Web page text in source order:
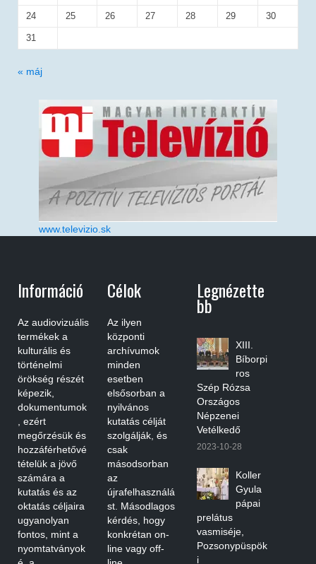
24 25 26 27 28 29 30
31
« máj
www.televizio.sk
Információ
Az audiovizuális
termékek a
kulturális és
történelmi
örökség részét
képezik,
dokumentumok
, ezért
megőrzésük és
hozzáférhetővé
tételük a jövő
számára a
kutatás és az
oktatás céljaira
ugyanolyan
fontos, mint a
nyomtatványok
Célok
Az ilyen
központi
archívumok
minden
esetben
elsősorban a
nyilvános
kutatás célját
szolgálják, és
csak
másodsorban
az
újrafelhasználá
st. Másodlagos
kérdés, hogy
konkrétan on-
line vagy off-
Legnézette
Bb
XIII.
Bíborpi
ros
Szép Rózsa
Országos
Népzenei
Vetélkedő
2023-10-28
Koller
Gyula
pápai
prelátus
vasmiséje,
Pozsonypüspök
i